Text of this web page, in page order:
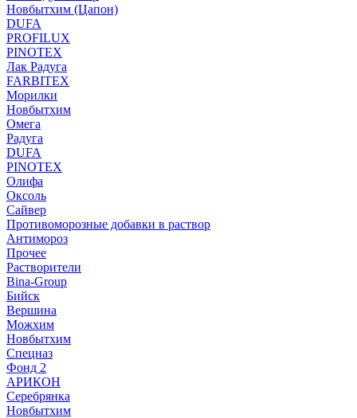
Новбытхим (Цапон)
DUFA
PROFILUX
PINOTEX
Лак Радуга
FARBITEX
Морилки
Новбытхим
Омега
Радуга
DUFA
PINOTEX
Олифа
Оксоль
Сайвер
Противоморозные добавки в раствор
Антимороз
Прочее
Растворители
Bina-Group
Бийск
Вершина
Можхим
Новбытхим
Спецназ
Фонд 2
АРИКОН
Серебрянка
Новбытхим